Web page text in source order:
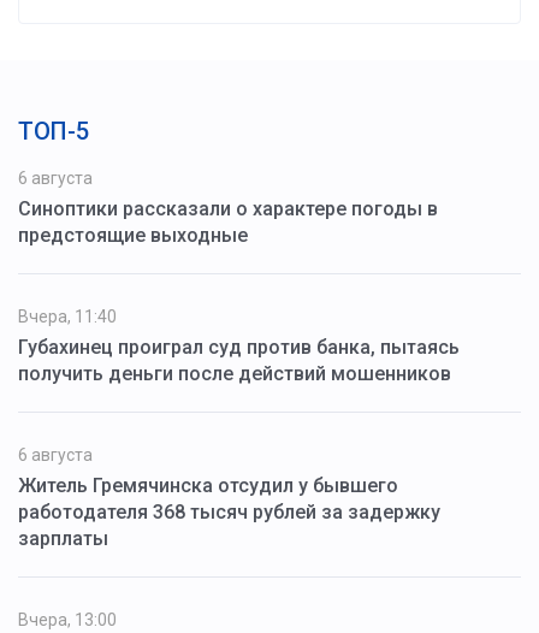
ТОП-5
6 августа
Синоптики рассказали о характере погоды в
предстоящие выходные
Вчера, 11:40
Губахинец проиграл суд против банка, пытаясь
получить деньги после действий мошенников
6 августа
Житель Гремячинска отсудил у бывшего
работодателя 368 тысяч рублей за задержку
зарплаты
Вчера, 13:00